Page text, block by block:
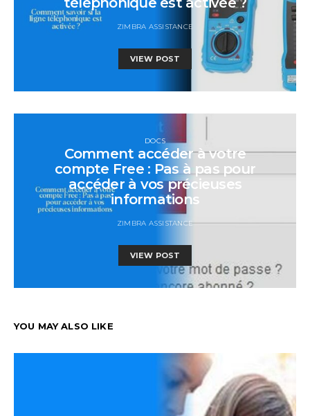
ZIMBRA ASSISTANCE
VIEW POST
DOCS
Comment accéder à votre
compte Free : Pas à pas pour
accéder à vos précieuses
informations
ZIMBRA ASSISTANCE
VIEW POST
YOU MAY ALSO LIKE